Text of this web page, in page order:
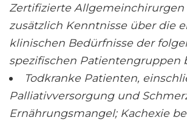
Zertifizierte Allgemeinchirurgen
zusätzlich Kenntnisse über die
klinischen Bedürfnisse der
spezifischen Patientengruppen
Todkranke Patienten,
Palliativversorgung und
Ernährungsmangel; Kachexie